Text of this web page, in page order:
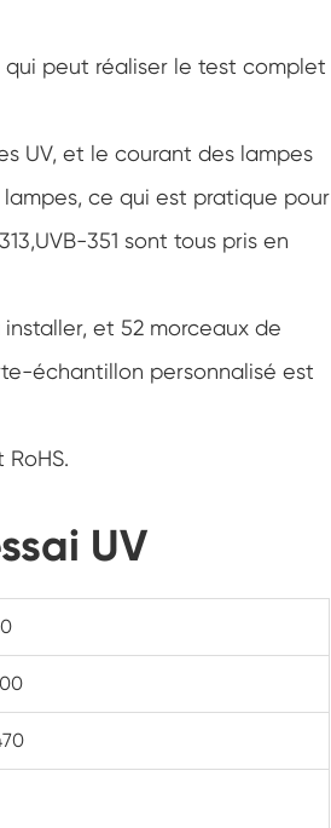
d'essai de laboratoire
de température
humide
panneaux
froid
froide de chaleur
Reach-In
environnemental
qui peut réaliser le test complet
UV, et le courant des lampes
ce qui est pratique pour
351 sont tous pris en
et 52 morceaux de
échantillon personnalisé est
UV